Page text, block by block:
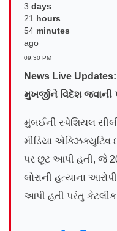
3 days
21 hours
54 minutes
ago
09:30 PM
News Live Updates:
મુખર્જીને વિદેશ જવાની
મુંબઈની સ્પેશિયલ
મીડિયા એક્ઝિક્યુટિવ
પર છૂટ આપી હતી, જે
બોરાની હત્યાના
આપી હતી પરંતુ કેટલીક